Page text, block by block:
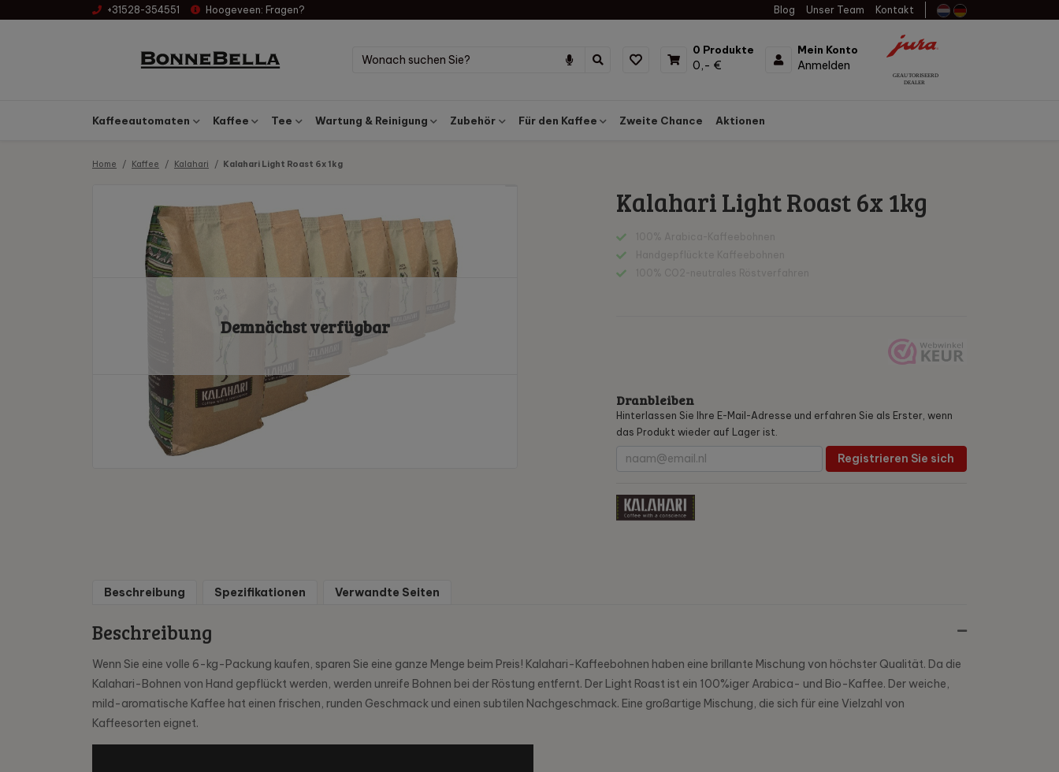
+31528-354551 Hoogeveen: Fragen? Blog Unser Team Kontakt
0 Produkte
0,- €
Mein Konto
Anmelden
Kaffeeautomaten Kaffee Tee Wartung & Reinigung Zubehör Für den Kaffee Zweite Chance Aktionen
Home Kaffee Kalahari Kalahari Light Roast 6x 1kg
Kalahari Light Roast 6x 1kg
Dranbleiben
Hinterlassen Sie Ihre E-Mail-Adresse und erfahren Sie als Erster, wenn
das Produkt wieder auf Lager ist.
Registrieren Sie sich
Demnächst verfügbar
Beschreibung Spezifikationen Verwandte Seiten
Beschreibung
Wenn Sie eine volle 6-kg-Packung kaufen, sparen Sie eine ganze Menge beim Preis! Kalahari-Kaffeebohnen haben eine brillante Mischung von höchster Qualität. Da die
Kalahari-Bohnen von Hand gepflückt werden, werden unreife Bohnen bei der Röstung entfernt. Der Light Roast ist ein 100%iger Arabica- und Bio-Kaffee. Der weiche,
mild-aromatische Kaffee hat einen frischen, runden Geschmack und einen subtilen Nachgeschmack. Eine großartige Mischung, die sich für eine Vielzahl von
Kaffeesorten eignet.